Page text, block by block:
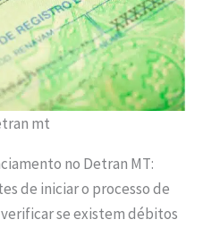
mt
no Detran MT:
de iniciar o processo de
se existem débitos